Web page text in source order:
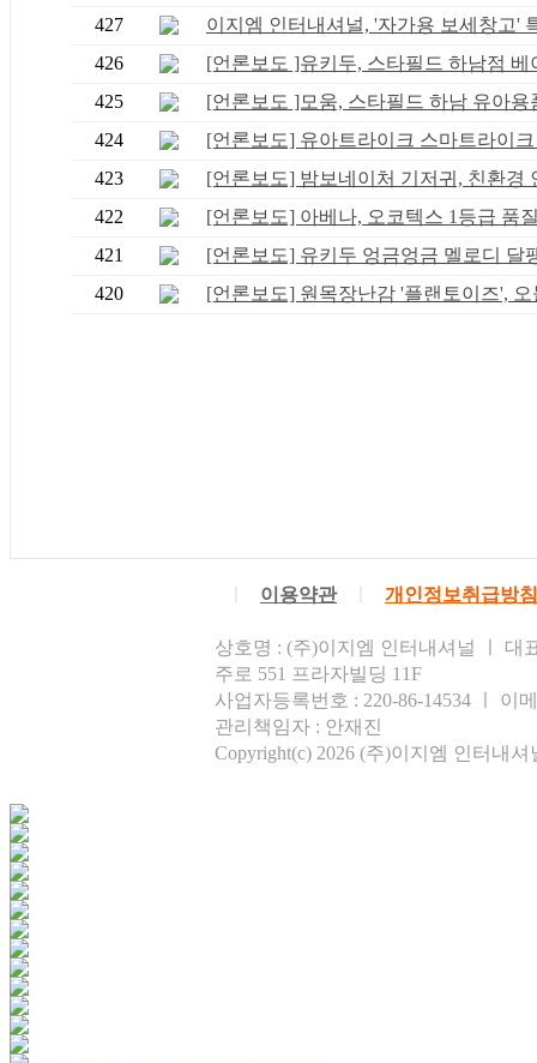
427
이지엠 인터내셔널, '자가용 보세창고'
426
[언론보도 ]유키두, 스타필드 하남점 베
425
[언론보도 ]모움, 스타필드 하남 유아용
424
[언론보도] 유아트라이크 스마트라이크
423
[언론보도] 밤보네이처 기저귀, 친환경
422
[언론보도] 아베나, 오코텍스 1등급 품
421
[언론보도] 유키두 엉금엉금 멜로디 달
420
[언론보도] 원목장난감 '플랜토이즈', 오
이용약관 개인정보취급방침
상호명 : (주)이지엠 인터내셔널 ㅣ 대
주로 551 프라자빌딩 11F
사업자등록번호 : 220-86-14534 ㅣ 이
관리책임자 : 안재진
Copyright(c) 2026 (주)이지엠 인터내셔